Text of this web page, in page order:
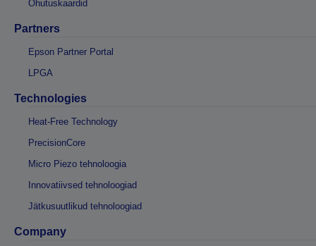
Ohutuskaardid
Partners
Epson Partner Portal
LPGA
Technologies
Heat-Free Technology
PrecisionCore
Micro Piezo tehnoloogia
Innovatiivsed tehnoloogiad
Jätkusuutlikud tehnoloogiad
Company